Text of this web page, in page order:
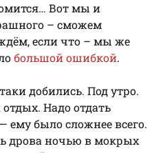
Вот мы и
– сможем
если что – мы же
большой ошибкой.
добились. Под утро.
Надо отдать
ему было сложнее всего.
дрова ночью в мокрых